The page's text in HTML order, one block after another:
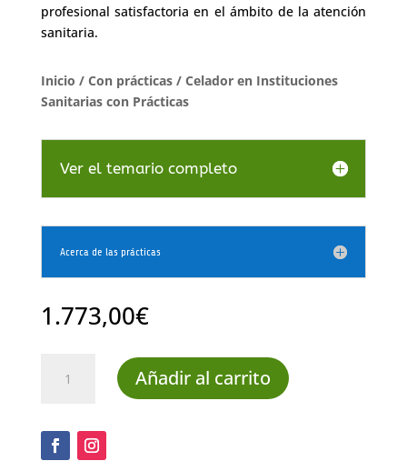
profesional satisfactoria en el ámbito de la atención
sanitaria.
Inicio / Con prácticas/ Celador en Instituciones
Sanitarias con Prácticas
Ver el temario completo
Acerca de las prácticas
1.773,00€
con
Añadir al carrito